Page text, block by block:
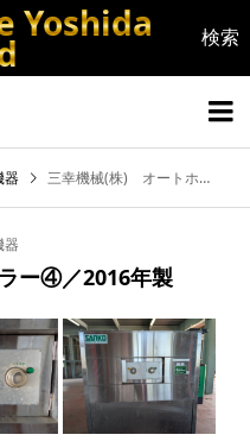
Yoshida


器 三幸機械(株) オートホイラー④／2016年製
器
ー④／2016年製